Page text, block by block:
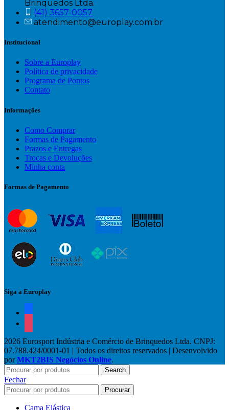
Brinquedos Ltda.
(41) 3657-0057
atendimento@europlay.com.br
Institucional
Sobre a Europlay
Política de privacidade
Programa de Pontos
Contato
Informações
Como Comprar
Formas de Pagamento
Prazos e Entregas
Trocas e Devoluções
Minha conta
Formas de Pagamento
Siga a Europlay
2026 Eurosport Indústria e Comércio de Brinquedos Ltda. CNPJ:
07.788.424/0001-01 | Todos os direitos reservados | Desenvolvido
porMKT2BIS Negócios Online.
Search
Fechar
Procurar
Cama Elástica